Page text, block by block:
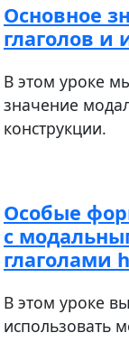
Основное
глаголов и
В этом уроке
значение
конструкции.
Особые
с
глаголами
В этом уроке
использовать